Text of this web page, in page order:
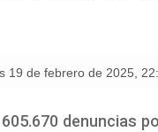
19 de febrero de 2025,
denuncias